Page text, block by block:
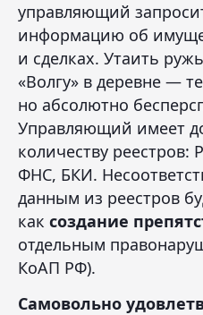
управляющий
информацию об
и сделках. Утаить
«Волгу» в деревне —
но абсолютно
Управляющий имеет
количеству реестров:
ФНС, БКИ.
данным из реестров
как создание
отдельным
КоАП РФ).
Самовольно